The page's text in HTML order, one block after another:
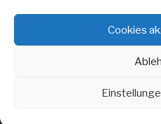
Cookies
Beitragsnavigation